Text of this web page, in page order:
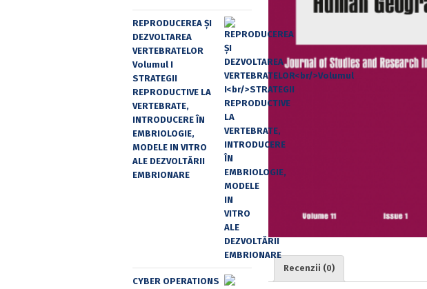
Recenzii (0)
REPRODUCEREA ȘI
DEZVOLTAREA
VERTEBRATELOR
Volumul I
STRATEGII
REPRODUCTIVE LA
VERTEBRATE,
INTRODUCERE ÎN
EMBRIOLOGIE,
MODELE IN VITRO
ALE DEZVOLTĂRII
EMBRIONARE
CYBER OPERATIONS